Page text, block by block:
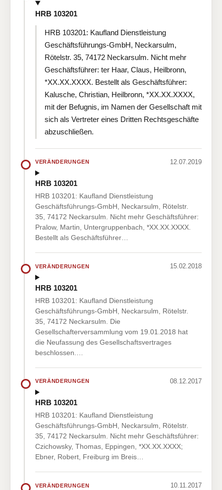
HRB 103201
HRB 103201: Kaufland Dienstleistung
Geschäftsführungs-GmbH, Neckarsulm,
Rötelstr. 35, 74172 Neckarsulm. Nicht mehr
Geschäftsführer: ter Haar, Claus, Heilbronn,
*XX.XX.XXXX. Bestellt als Geschäftsführer:
Kalusche, Christian, Heilbronn, *XX.XX.XXXX,
mit der Befugnis, im Namen der Gesellschaft mit
sich als Vertreter eines Dritten Rechtsgeschäfte
abzuschließen.
VERÄNDERUNGEN 12.07.2019
HRB 103201
HRB 103201: Kaufland Dienstleistung
Geschäftsführungs-GmbH, Neckarsulm, Rötelstr.
35, 74172 Neckarsulm. Nicht mehr Geschäftsführer:
Pralow, Martin, Untergruppenbach, *XX.XX.XXXX.
Bestellt als Geschäftsführer…
VERÄNDERUNGEN 15.02.2018
HRB 103201
HRB 103201: Kaufland Dienstleistung
Geschäftsführungs-GmbH, Neckarsulm, Rötelstr.
35, 74172 Neckarsulm. Die
Gesellschafterversammlung vom 19.01.2018 hat
die Neufassung des Gesellschaftsvertrages
beschlossen.…
VERÄNDERUNGEN 08.12.2017
HRB 103201
HRB 103201: Kaufland Dienstleistung
Geschäftsführungs-GmbH, Neckarsulm, Rötelstr.
35, 74172 Neckarsulm. Nicht mehr Geschäftsführer:
Czichowsky, Thomas, Eppingen, *XX.XX.XXXX;
Ebner, Robert, Freiburg im Breis…
VERÄNDERUNGEN 10.11.2017